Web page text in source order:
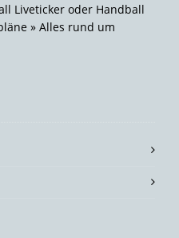
Liveticker oder Handball
» Alles rund um